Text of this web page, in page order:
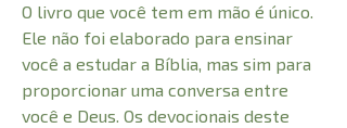
O livro que você tem em mão é único.
Ele não foi elaborado para ensinar
você a estudar a Bíblia, mas sim para
proporcionar uma conversa entre
você e Deus. Os devocionais deste